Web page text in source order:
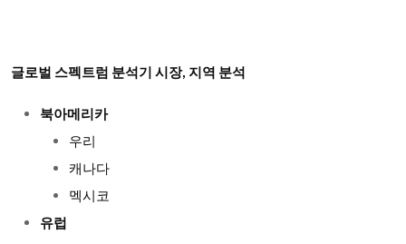
글로벌 스펙트럼 분석기 시장, 지역 분석
북아메리카
우리
캐나다
멕시코
유럽